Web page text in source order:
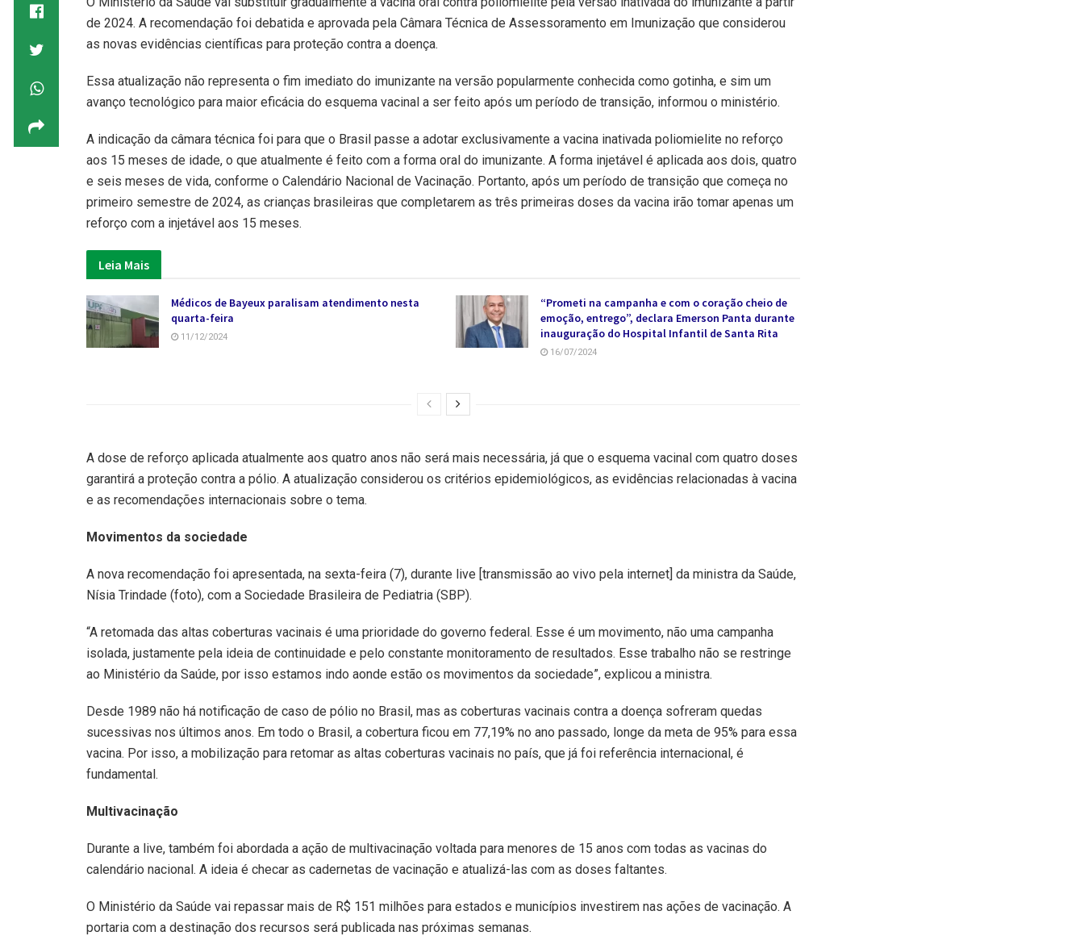
de 2024. A recomendação foi debatida e aprovada pela Câmara Técnica de Assessoramento em Imunização que considerou
as novas evidências científicas para proteção contra a doença.
Essa atualização não representa o fim imediato do imunizante na versão popularmente conhecida como gotinha, e sim um
avanço tecnológico para maior eficácia do esquema vacinal a ser feito após um período de transição, informou o ministério.
A indicação da câmara técnica foi para que o Brasil passe a adotar exclusivamente a vacina inativada poliomielite no reforço
aos 15 meses de idade, o que atualmente é feito com a forma oral do imunizante. A forma injetável é aplicada aos dois, quatro
e seis meses de vida, conforme o Calendário Nacional de Vacinação. Portanto, após um período de transição que começa no
primeiro semestre de 2024, as crianças brasileiras que completarem as três primeiras doses da vacina irão tomar apenas um
reforço com a injetável aos 15 meses.
Leia Mais
Médicos de Bayeux paralisam atendimento nesta
quarta-feira
11/12/2024
“Prometi na campanha e com o coração cheio de
emoção, entrego”, declara Emerson Panta durante
inauguração do Hospital Infantil de Santa Rita
16/07/2024
A dose de reforço aplicada atualmente aos quatro anos não será mais necessária, já que o esquema vacinal com quatro doses
garantirá a proteção contra a pólio. A atualização considerou os critérios epidemiológicos, as evidências relacionadas à vacina
e as recomendações internacionais sobre o tema.
Movimentos da sociedade
A nova recomendação foi apresentada, na sexta-feira (7), durante live [transmissão ao vivo pela internet] da ministra da Saúde,
Nísia Trindade (foto), com a Sociedade Brasileira de Pediatria (SBP).
“A retomada das altas coberturas vacinais é uma prioridade do governo federal. Esse é um movimento, não uma campanha
isolada, justamente pela ideia de continuidade e pelo constante monitoramento de resultados. Esse trabalho não se restringe
ao Ministério da Saúde, por isso estamos indo aonde estão os movimentos da sociedade”, explicou a ministra.
Desde 1989 não há notificação de caso de pólio no Brasil, mas as coberturas vacinais contra a doença sofreram quedas
sucessivas nos últimos anos. Em todo o Brasil, a cobertura ficou em 77,19% no ano passado, longe da meta de 95% para essa
vacina. Por isso, a mobilização para retomar as altas coberturas vacinais no país, que já foi referência internacional, é
fundamental.
Multivacinação
Durante a live, também foi abordada a ação de multivacinação voltada para menores de 15 anos com todas as vacinas do
calendário nacional. A ideia é checar as cadernetas de vacinação e atualizá-las com as doses faltantes.
O Ministério da Saúde vai repassar mais de R$ 151 milhões para estados e municípios investirem nas ações de vacinação. A
portaria com a destinação dos recursos será publicada nas próximas semanas.